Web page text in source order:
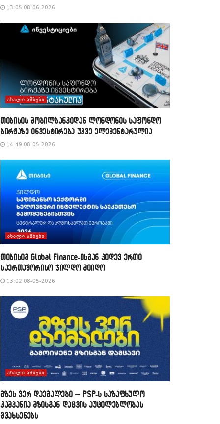
13:05 08-06-2026
ᲐᲮᲐᲚᲘ ᲐᲛᲑᲔᲑᲘ
თიბისის მობილბანკიდან ლონდონის საფონდო
ბირჟაზე ინვესტირება უკვე ელემენტარულია
14:49 08-05-2026
ᲐᲮᲐᲚᲘ ᲐᲛᲑᲔᲑᲘ
თიბისიმ Global Finance-ისგან კიდევ ერთი
საერთაშორისო ჯილდო მიიღო
13:02 08-05-2026
ᲐᲮᲐᲚᲘ ᲐᲛᲑᲔᲑᲘ
მზეს ვერ დაემალები – PSP-ს საზაფხულო
კამპანია მზისგან დაცვის აუცილებლობას
გვახსენებს